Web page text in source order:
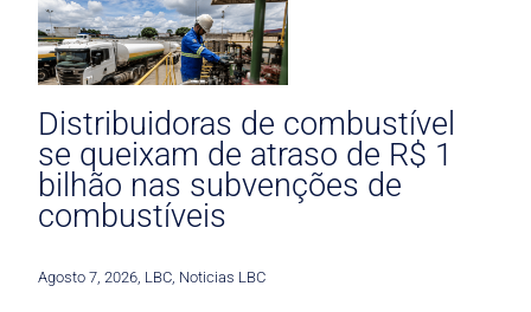
Distribuidoras de combustível
se queixam de atraso de R$ 1
bilhão nas subvenções de
combustíveis
Agosto 7, 2026 LBC Noticias LBC